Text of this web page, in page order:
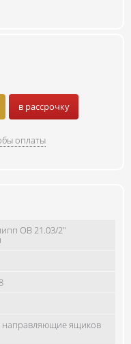
в рассрочку
оплаты
ОВ 21.03/2"
направляющие ящиков